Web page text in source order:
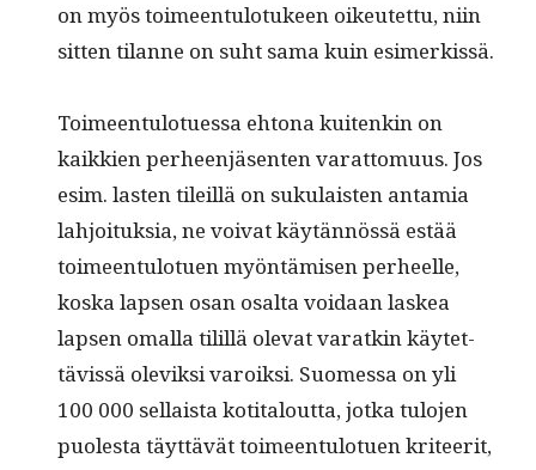
on myös toimeen­tu­lo­tu­keen oikeutet­tu, niin
sit­ten tilanne on suht sama kuin esimerkissä.
Toimeen­tu­lotues­sa ehtona kuitenkin on
kaikkien per­heen­jäsen­ten varat­to­muus. Jos
esim. las­ten tileil­lä on suku­lais­ten antamia
lahjoituk­sia, ne voivat käytän­nössä estää
toimeen­tu­lotuen myön­tämisen per­heelle,
kos­ka lapsen osan osalta voidaan laskea
lapsen oma­l­la tilil­lä ole­vat varatkin käytet­
tävis­sä ole­viksi varoik­si. Suomes­sa on yli
100 000 sel­l­aista koti­talout­ta, jot­ka tulo­jen
puoles­ta täyt­tävät toimeen­tu­lotuen kri­teer­it,